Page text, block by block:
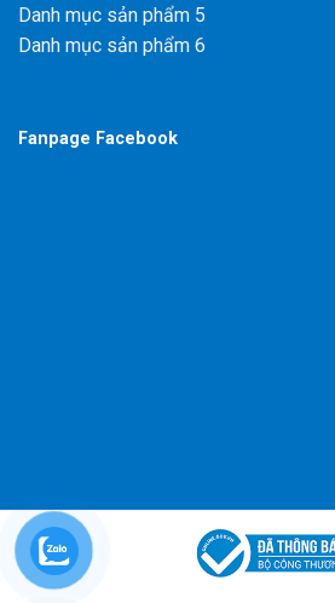
Danh mục sản phẩm 5
Danh mục sản phẩm 6
Fanpage Facebook